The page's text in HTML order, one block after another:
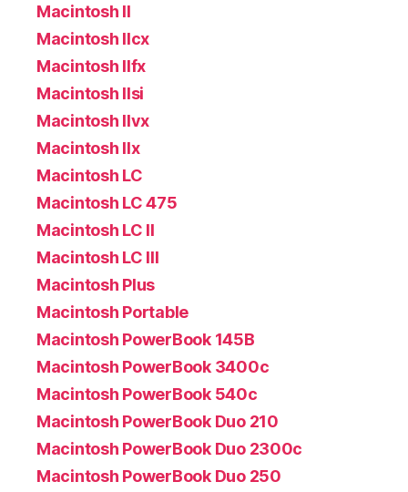
Macintosh II
Macintosh IIcx
Macintosh IIfx
Macintosh IIsi
Macintosh IIvx
Macintosh IIx
Macintosh LC
Macintosh LC 475
Macintosh LC II
Macintosh LC III
Macintosh Plus
Macintosh Portable
Macintosh PowerBook 145B
Macintosh PowerBook 3400c
Macintosh PowerBook 540c
Macintosh PowerBook Duo 210
Macintosh PowerBook Duo 2300c
Macintosh PowerBook Duo 250